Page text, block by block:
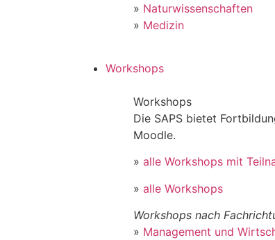
» Naturwissenschaften
» Medizin
Workshops
Workshops
Die SAPS bietet
Moodle.
» alle Workshops mit
» alle Workshops
Workshops nach
» Management und